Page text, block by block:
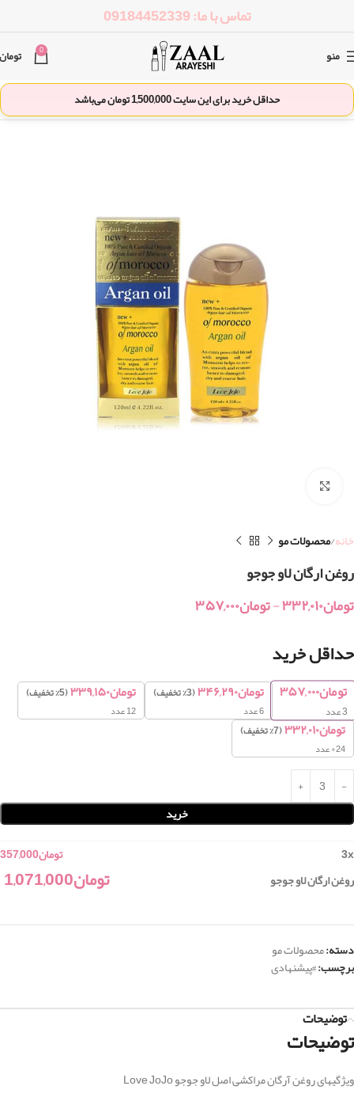
تماس با ما: 09184452339
منو 0 تومان
حداقل خرید برای این سایت1,500,000تومان می‌باشد
خانه محصولات مو
روغن ارگان لاو جوجو
تومان۳۳۲,۰۱۰-تومان۳۵۷,۰۰۰
حداقل خرید
تومان۳۵۷,۰۰۰
3عدد
تومان۳۴۶,۲۹۰(3% تخفیف)
6 عدد
تومان۳۳۹,۱۵۰(5% تخفیف)
12 عدد
تومان۳۳۲,۰۱۰(7% تخفیف)
24+ عدد
خرید
3x تومان357,000
روغن ارگان لاو جوجو
تومان1,071,000
دسته:محصولات مو
برچسب:#پیشنهادی
توضیحات
توضیحات
ویژگیهای روغن آرگان مراکشی اصل لاو جوجو Love JoJo